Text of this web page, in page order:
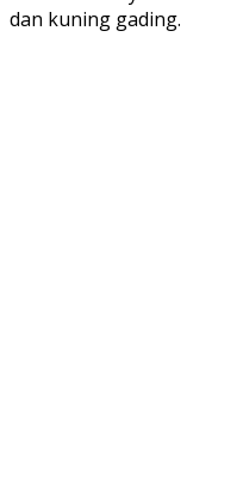
dan kuning gading.